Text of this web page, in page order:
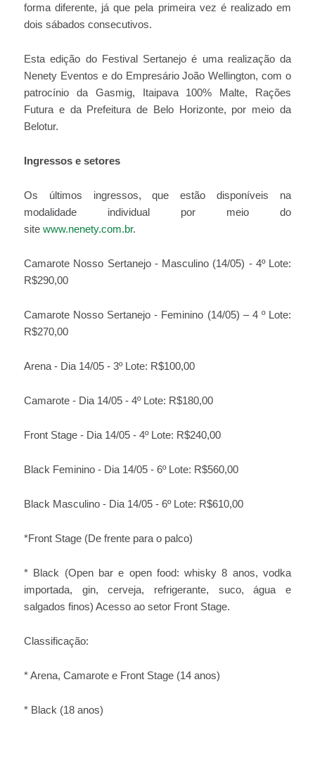
forma diferente, já que pela primeira vez é realizado em
dois sábados consecutivos.
Esta edição do Festival Sertanejo é uma realização da
Nenety Eventos e do Empresário João Wellington, com o
patrocínio da Gasmig, Itaipava 100% Malte, Rações
Futura e da Prefeitura de Belo Horizonte, por meio da
Belotur.
Ingressos e setores
Os últimos ingressos, que estão disponíveis na
modalidade individual por meio do
site www.nenety.com.br.
Camarote Nosso Sertanejo - Masculino (14/05) - 4º Lote:
R$290,00
Camarote Nosso Sertanejo - Feminino (14/05) – 4 º Lote:
R$270,00
Arena - Dia 14/05 - 3º Lote: R$100,00
Camarote - Dia 14/05 - 4º Lote: R$180,00
Front Stage - Dia 14/05 - 4º Lote: R$240,00
Black Feminino - Dia 14/05 - 6º Lote: R$560,00
Black Masculino - Dia 14/05 - 6º Lote: R$610,00
*Front Stage (De frente para o palco)
* Black (Open bar e open food: whisky 8 anos, vodka
importada, gin, cerveja, refrigerante, suco, água e
salgados finos) Acesso ao setor Front Stage.
Classificação:
* Arena, Camarote e Front Stage (14 anos)
* Black (18 anos)